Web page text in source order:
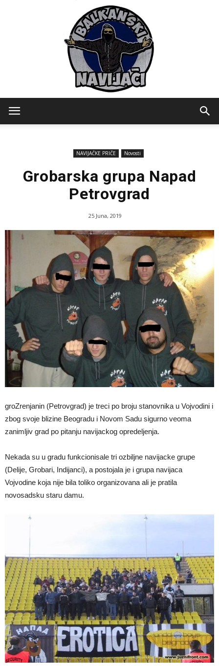
NAVIJAČKE PRIČE Novosti
Grobarska grupa Napad
Petrovgrad
25 Juna, 2019
groZrenjanin (Petrovgrad) je treci po broju stanovnika u Vojvodini i
zbog svoje blizine Beogradu i Novom Sadu sigurno veoma
zanimljiv grad po pitanju navijackog opredeljenja.
Nekada su u gradu funkcionisale tri ozbiljne navijacke grupe
(Delije, Grobari, Indijanci), a postojala je i grupa navijaca
Vojvodine koja nije bila toliko organizovana ali je pratila
novosadsku staru damu.